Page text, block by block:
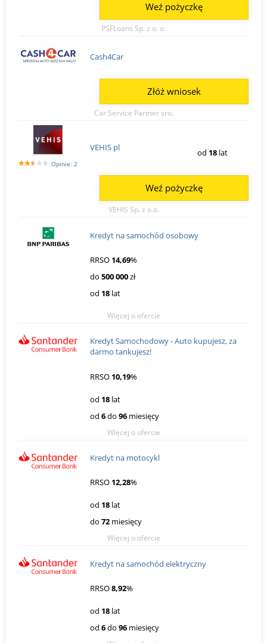
PSFLoans Sp. z o. o.
Weź pożyczkę
Cash4Car
Car Service Partner sro.
Złóż wniosek
Opinie: 2
VEHIS pl od 18 lat
VEHIS Sp. z o.o.
Weź pożyczkę
Kredyt na samochód osobowy
RRSO 14,69%
do 500 000zł
od 18 lat
Więcej o ofercie
Kredyt Samochodowy - Auto kupujesz, za
darmo tankujesz!
RRSO 10,19%
od 18 lat
od 6do 96 miesięcy
Więcej o ofercie
Kredyt na motocykl
RRSO 12,28%
od 18 lat
do 72 miesięcy
Więcej o ofercie
Kredyt na samochód elektryczny
RRSO8,92%
od 18 lat
od 6do 96 miesięcy